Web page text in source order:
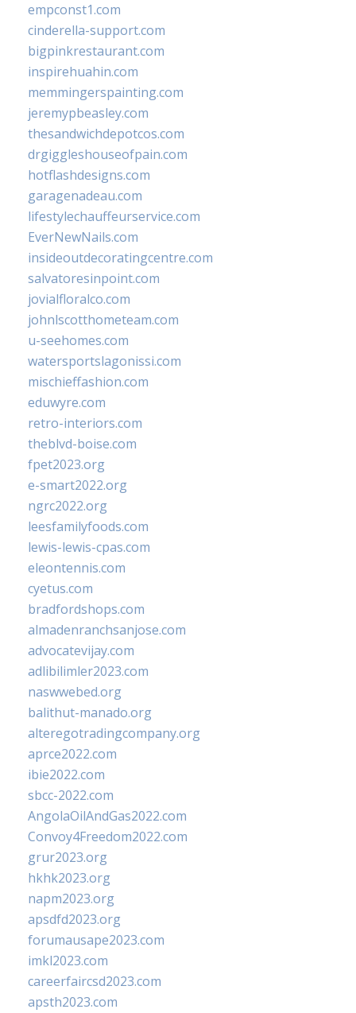
empconst1.com
cinderella-support.com
bigpinkrestaurant.com
inspirehuahin.com
memmingerspainting.com
jeremypbeasley.com
thesandwichdepotcos.com
drgiggleshouseofpain.com
hotflashdesigns.com
garagenadeau.com
lifestylechauffeurservice.com
EverNewNails.com
insideoutdecoratingcentre.com
salvatoresinpoint.com
jovialfloralco.com
johnlscotthometeam.com
u-seehomes.com
watersportslagonissi.com
mischieffashion.com
eduwyre.com
retro-interiors.com
theblvd-boise.com
fpet2023.org
e-smart2022.org
ngrc2022.org
leesfamilyfoods.com
lewis-lewis-cpas.com
eleontennis.com
cyetus.com
bradfordshops.com
almadenranchsanjose.com
advocatevijay.com
adlibilimler2023.com
naswwebed.org
balithut-manado.org
alteregotradingcompany.org
aprce2022.com
ibie2022.com
sbcc-2022.com
AngolaOilAndGas2022.com
Convoy4Freedom2022.com
grur2023.org
hkhk2023.org
napm2023.org
apsdfd2023.org
forumausape2023.com
imkl2023.com
careerfaircsd2023.com
apsth2023.com